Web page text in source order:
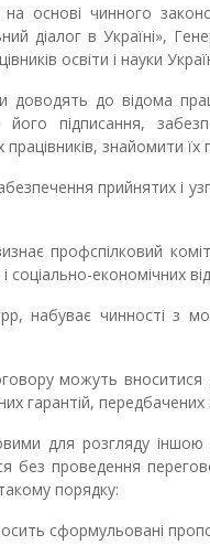
основі чинного
діалог в Україні»,
освіти і науки
до відома
підписання,
знайомити їх
прийнятих і
профспілковий
соціально-економічних
набуває чинності з
можуть
гарантій,
для розгляду
без проведення
порядку:
сформульовані